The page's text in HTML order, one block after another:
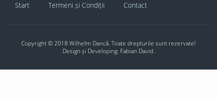
Start Termeni și Condiții Contact
Copyright © 2018 Wilhelm Dancă. Toate drepturile sunt rezervate!
Design și Developing: Fabian David.